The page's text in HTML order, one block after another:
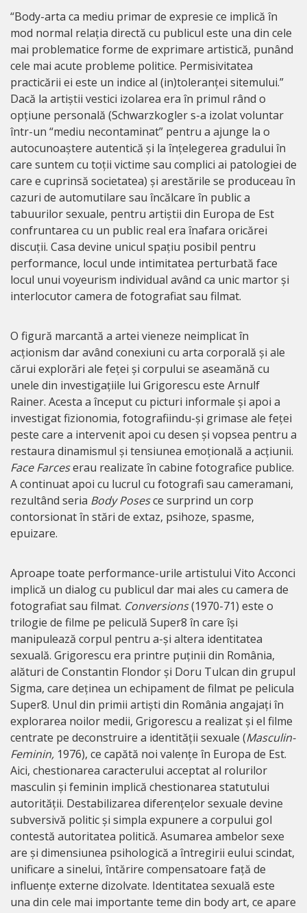
“Body-arta ca mediu primar de expresie ce implică în
mod normal relația directă cu publicul este una din cele
mai problematice forme de exprimare artistică, punând
cele mai acute probleme politice. Permisivitatea
practicării ei este un indice al (in)toleranței sitemului.”
Dacă la artiștii vestici izolarea era în primul rând o
opțiune personală (Schwarzkogler s-a izolat voluntar
într-un “mediu necontaminat” pentru a ajunge la o
autocunoaștere autentică și la înțelegerea gradului în
care suntem cu toții victime sau complici ai patologiei de
care e cuprinsă societatea) și arestările se produceau în
cazuri de automutilare sau încălcare în public a
tabuurilor sexuale, pentru artiștii din Europa de Est
confruntarea cu un public real era înafara oricărei
discuții. Casa devine unicul spațiu posibil pentru
performance, locul unde intimitatea perturbată face
locul unui voyeurism individual având ca unic martor și
interlocutor camera de fotografiat sau filmat.
O figură marcantă a artei vieneze neimplicat în
acționism dar având conexiuni cu arta corporală și ale
cărui explorări ale feței și corpului se aseamănă cu
unele din investigațiile lui Grigorescu este Arnulf
Rainer. Acesta a început cu picturi informale și apoi a
investigat fizionomia, fotografiindu-și grimase ale feței
peste care a intervenit apoi cu desen și vopsea pentru a
restaura dinamismul și tensiunea emoțională a acțiunii.
Face Farceserau realizate în cabine fotografice publice.
A continuat apoi cu lucrul cu fotografi sau cameramani,
rezultând seria Body Posesce surprind un corp
contorsionat în stări de extaz, psihoze, spasme,
epuizare.
Aproape toate performance-urile artistului Vito Acconci
implică un dialog cu publicul dar mai ales cu camera de
fotografiat sau filmat. Conversions(1970-71) este o
trilogie de filme pe peliculă Super8 în care își
manipulează corpul pentru a-și altera identitatea
sexuală. Grigorescu era printre puținii din România,
alături de Constantin Flondor și Doru Tulcan din grupul
Sigma, care deținea un echipament de filmat pe pelicula
Super8. Unul din primii artiști din România angajați în
explorarea noilor medii, Grigorescu a realizat și el filme
centrate pe deconstruire a identității sexuale (Masculin-
Feminin, 1976), ce capătă noi valențe în Europa de Est.
Aici, chestionarea caracterului acceptat al rolurilor
masculin și feminin implică chestionarea statutului
autorității. Destabilizarea diferențelor sexuale devine
subversivă politic și simpla expunere a corpului gol
contestă autoritatea politică. Asumarea ambelor sexe
are și dimensiunea psihologică a întregirii eului scindat,
unificare a sinelui, întărire compensatoare față de
influențe externe dizolvate. Identitatea sexuală este
una din cele mai importante teme din body art, ce apare